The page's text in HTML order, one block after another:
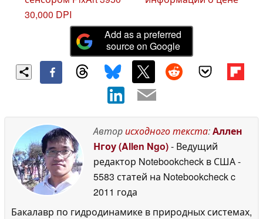
30,000 DPI
Add as a preferred
source on Google
Авторисходного текста:Аллен
Нгоу (Allen Ngo)- Ведущий
редактор Notebookcheck в США-
5583 статей на Notebookcheckc
2011 года
Бакалавр по гидродинамике в природных системах,